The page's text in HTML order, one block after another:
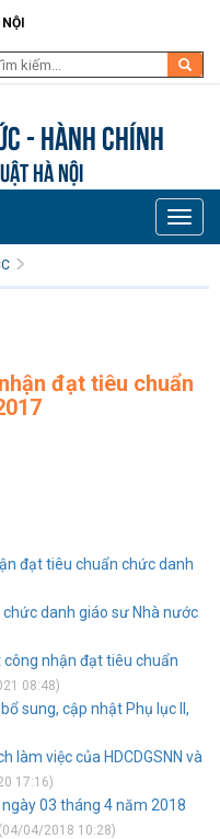
- Hành chính
HÀ NỘI
Toggle
đạt tiêu chuẩn
đạt tiêu chuẩn chức danh
danh giáo sư Nhà nước
công nhận đạt tiêu chuẩn
08:48)
sung, cập nhật Phụ lục II,
làm việc của HDCDGSNN và
17:16)
03 tháng 4 năm 2018
(04/04/2018 10:28)